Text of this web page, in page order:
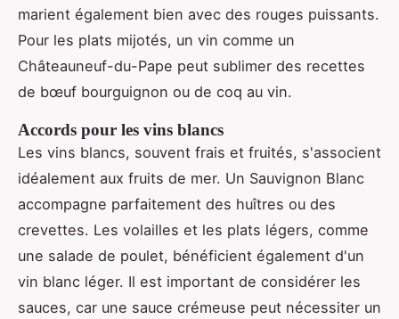
marient également bien avec des rouges puissants.
Pour les plats mijotés, un vin comme un
Châteauneuf-du-Pape peut sublimer des recettes
de bœuf bourguignon ou de coq au vin.
Accords pour les vins blancs
Les vins blancs, souvent frais et fruités, s'associent
idéalement aux fruits de mer. Un Sauvignon Blanc
accompagne parfaitement des huîtres ou des
crevettes. Les volailles et les plats légers, comme
une salade de poulet, bénéficient également d'un
vin blanc léger. Il est important de considérer les
sauces, car une sauce crémeuse peut nécessiter un